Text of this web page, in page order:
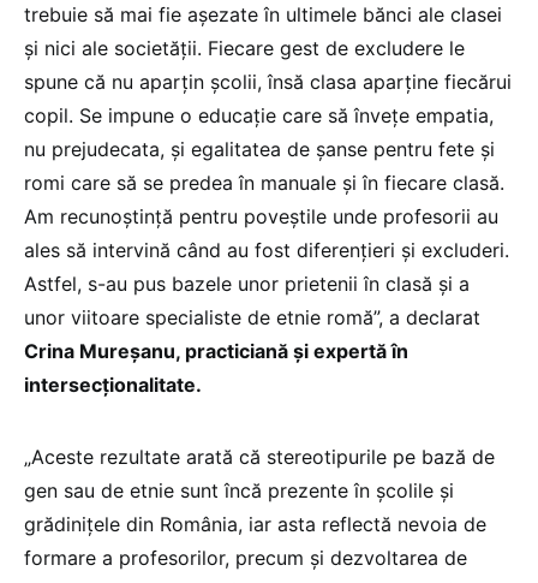
trebuie să mai fie așezate în ultimele bănci ale clasei
și nici ale societății. Fiecare gest de excludere le
spune că nu aparțin școlii, însă clasa aparține fiecărui
copil. Se impune o educație care să învețe empatia,
nu prejudecata, și egalitatea de șanse pentru fete și
romi care să se predea în manuale și în fiecare clasă.
Am recunoștință pentru poveștile unde profesorii au
ales să intervină când au fost diferențieri și excluderi.
Astfel, s-au pus bazele unor prietenii în clasă și a
unor viitoare specialiste de etnie romă”, a declarat
Crina Mureșanu, practiciană și expertă în
intersecționalitate.
„Aceste rezultate arată că stereotipurile pe bază de
gen sau de etnie sunt încă prezente în școlile și
grădinițele din România, iar asta reflectă nevoia de
formare a profesorilor, precum și dezvoltarea de